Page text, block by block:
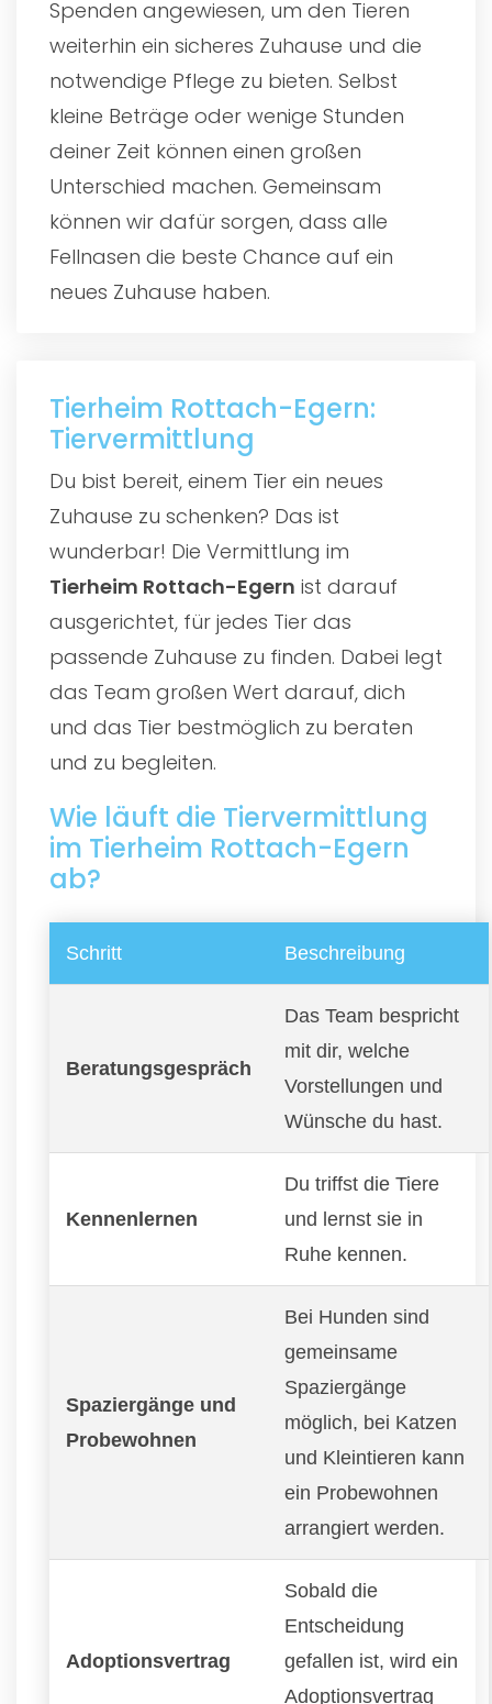
Spenden angewiesen, um den Tieren
weiterhin ein sicheres Zuhause und die
notwendige Pflege zu bieten. Selbst
kleine Beträge oder wenige Stunden
deiner Zeit können einen großen
Unterschied machen. Gemeinsam
können wir dafür sorgen, dass alle
Fellnasen die beste Chance auf ein
neues Zuhause haben.
Tierheim Rottach-Egern:
Tiervermittlung
Du bist bereit, einem Tier ein neues
Zuhause zu schenken? Das ist
wunderbar! Die Vermittlung im
Tierheim Rottach-Egern ist darauf
ausgerichtet, für jedes Tier das
passende Zuhause zu finden. Dabei legt
das Team großen Wert darauf, dich
und das Tier bestmöglich zu beraten
und zu begleiten.
Wie läuft die Tiervermittlung
im Tierheim Rottach-Egern
ab?
Schritt Beschreibung
Beratungsgespräch
Das Team bespricht
mit dir, welche
Vorstellungen und
Wünsche du hast.
Kennenlernen
Du triffst die Tiere
und lernst sie in
Ruhe kennen.
Spaziergänge und
Probewohnen
Bei Hunden sind
gemeinsame
Spaziergänge
möglich, bei Katzen
und Kleintieren kann
ein Probewohnen
arrangiert werden.
Adoptionsvertrag
Sobald die
Entscheidung
gefallen ist, wird ein
Adoptionsvertrag